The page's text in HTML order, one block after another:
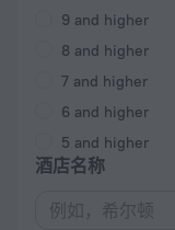
9 and higher
8 and higher
7 and higher
6 and higher
5 and higher
酒店名称